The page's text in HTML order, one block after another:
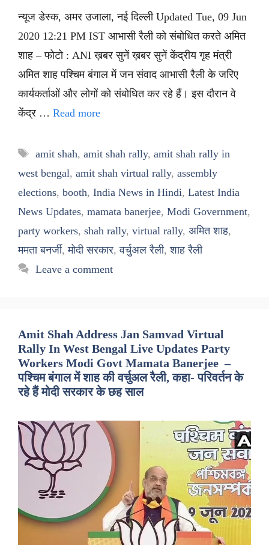
न्यूज डेस्क, अमर उजाला, नई दिल्ली Updated Tue, 09 Jun
2020 12:21 PM IST आभासी रैली को संबोधित करते अमित
शाह – फोटो : ANI ख़बर सुनें ख़बर सुनें केंद्रीय गृह मंत्री
अमित शाह पश्चिम बंगाल में जन संवाद आभासी रैली के जरिए
कार्यकर्ताओं और लोगों को संबोधित कर रहे हैं। इस दौरान वे
केंद्र … Read more
Tags
amit shah, amit shah rally, amit shah rally in
west bengal, amit shah virtual rally, assembly
elections, booth, India News in Hindi, Latest India
News Updates, mamata banerjee, Modi Government,
party workers, shah rally, virtual rally, अमित शाह,
ममता बनर्जी,मोदी सरकार,वर्चुअल रैली,शाह रैली
Leave a comment
Amit Shah Address Jan Samvad Virtual
Rally In West Bengal Live Updates Party
Workers Modi Govt Mamata Banerjee –
पश्चिम बंगाल में शाह की वर्चुअल रैली, कहा- परिवर्तन के
रहे हैं मोदी सरकार के छह साल